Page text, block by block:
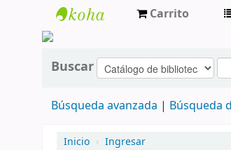
Carrito
Buscar
Búsqueda avanzada Búsqueda
Inicio › Ingresar